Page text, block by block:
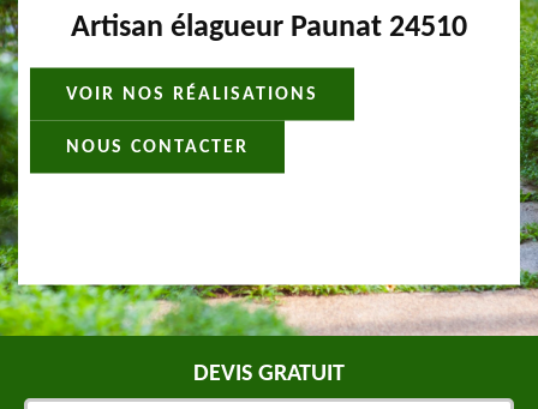
Artisan élagueur Paunat 24510
VOIR NOS RÉALISATIONS
NOUS CONTACTER
DEVIS GRATUIT